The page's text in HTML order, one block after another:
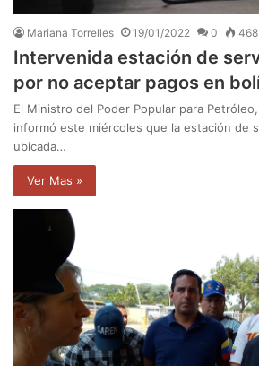
Mariana Torrelles 19/01/2022 0 468
Intervenida estación de
por no aceptar pagos en
El Ministro del Poder Popular para
informó este miércoles que la estación de
ubicada…
Ver Mas »